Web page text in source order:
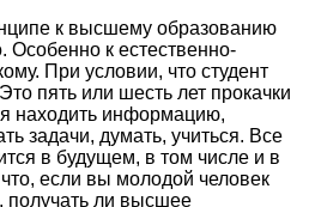
к высшему образованию
Особенно к естественно-
При условии, что студент
пять или шесть лет прокачки
находить информацию,
задачи, думать, учиться. Все
в будущем, в том числе и в
если вы молодой человек
получать ли высшее